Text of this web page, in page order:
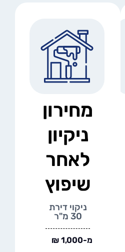
מחירון
ניקיון
לאחר
שיפוץ
ניקוי דירת
30 מ"ר
מ-1,000 ₪